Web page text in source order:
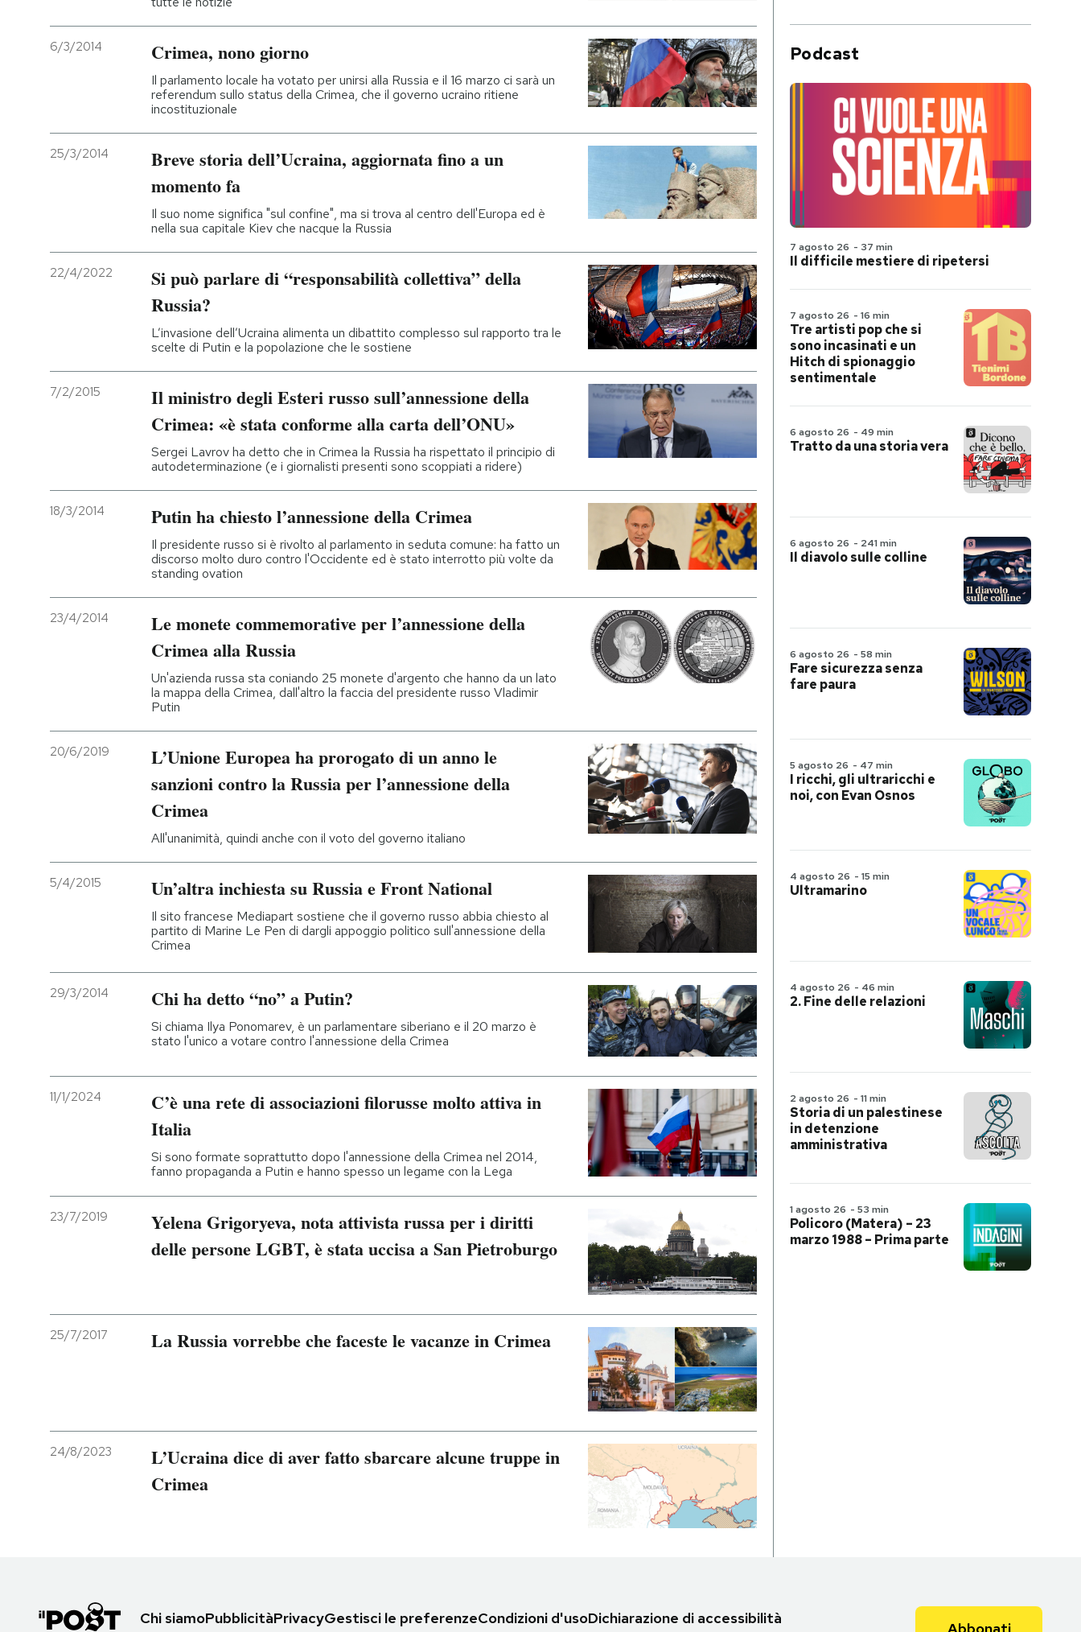
6/3/2014 Crimea, nono giorno
Il parlamento locale ha votato per unirsi alla Russia e il 16 marzo ci sarà un
referendum sullo status della Crimea, che il governo ucraino ritiene
incostituzionale
25/3/2014
Breve storia dell’Ucraina, aggiornata fino a un
momento fa
Il suo nome significa "sul confine", ma si trova al centro dell'Europa ed è
nella sua capitale Kiev che nacque la Russia
22/4/2022
Si può parlare di “responsabilità collettiva” della
Russia?
L’invasione dell’Ucraina alimenta un dibattito complesso sul rapporto tra le
scelte di Putin e la popolazione che le sostiene
7/2/2015
Il ministro degli Esteri russo sull’annessione della
Crimea: «è stata conforme alla carta dell’ONU»
Sergei Lavrov ha detto che in Crimea la Russia ha rispettato il principio di
autodeterminazione (e i giornalisti presenti sono scoppiati a ridere)
18/3/2014 Putin ha chiesto l’annessione della Crimea
Il presidente russo si è rivolto al parlamento in seduta comune: ha fatto un
discorso molto duro contro l'Occidente ed è stato interrotto più volte da
standing ovation
23/4/2014
Le monete commemorative per l’annessione della
Crimea alla Russia
Un'azienda russa sta coniando 25 monete d'argento che hanno da un lato
la mappa della Crimea, dall'altro la faccia del presidente russo Vladimir
Putin
20/6/2019
L’Unione Europea ha prorogato di un anno le
sanzioni contro la Russia per l’annessione della
Crimea
All'unanimità, quindi anche con il voto del governo italiano
5/4/2015 Un’altra inchiesta su Russia e Front National
Il sito francese Mediapart sostiene che il governo russo abbia chiesto al
partito di Marine Le Pen di dargli appoggio politico sull'annessione della
Crimea
29/3/2014 Chi ha detto “no” a Putin?
Si chiama Ilya Ponomarev, è un parlamentare siberiano e il 20 marzo è
stato l'unico a votare contro l'annessione della Crimea
11/1/2024
C’è una rete di associazioni filorusse molto attiva in
Italia
Si sono formate soprattutto dopo l'annessione della Crimea nel 2014,
fanno propaganda a Putin e hanno spesso un legame con la Lega
23/7/2019
Yelena Grigoryeva, nota attivista russa per i diritti
delle persone LGBT, è stata uccisa a San Pietroburgo
25/7/2017 La Russia vorrebbe che faceste le vacanze in Crimea
24/8/2023
L’Ucraina dice di aver fatto sbarcare alcune truppe in
Crimea
Podcast
7 agosto 26 - 37 min
Il difficile mestiere di ripetersi
7 agosto 26 - 16 min
Tre artisti pop che si
sono incasinati e un
Hitch di spionaggio
sentimentale
6 agosto 26 - 49 min
Tratto da una storia vera
6 agosto 26 - 241 min
Il diavolo sulle colline
6 agosto 26 - 58 min
Fare sicurezza senza
fare paura
5 agosto 26 - 47 min
I ricchi, gli ultraricchi e
noi, con Evan Osnos
4 agosto 26 - 15 min
Ultramarino
4 agosto 26 - 46 min
2. Fine delle relazioni
2 agosto 26 - 11 min
Storia di un palestinese
in detenzione
amministrativa
1 agosto 26 - 53 min
Policoro (Matera) – 23
marzo 1988 – Prima parte
Chi siamoPubblicitàPrivacyGestisci le preferenzeCondizioni d'usoDichiarazione di accessibilità
Abbonati